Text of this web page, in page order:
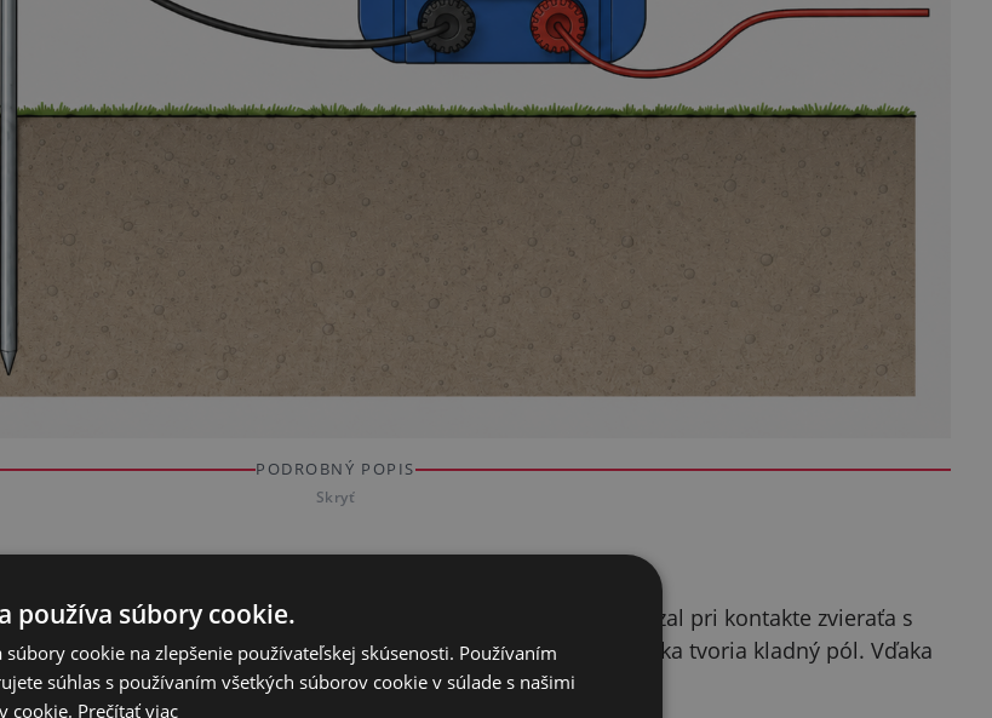
PODROBNÝ POPIS
Skryť
na to, aby elektrický ohradník fungoval spoľahlivo a dokázal pri kontakte zvieraťa s
tyč vytvára v zemi záporný pól, zatiaľ čo vodiče ohradníka tvoria kladný pól. Vďaka
správne uzavrieť.
používa súbory cookie.
cookie na zlepšenie používateľskej skúsenosti. Používaním
súhlas s používaním všetkých súborov cookie v súlade s našimi
cookie. Prečítať viac